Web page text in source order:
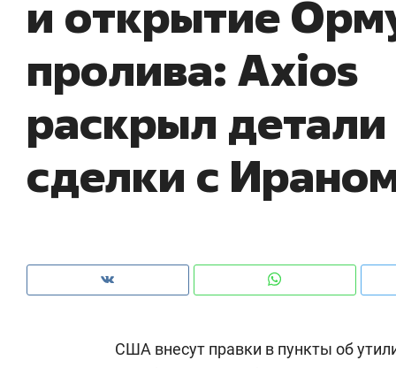
и открытие
пролива: Axios
раскрыл
сделки с
США внесут правки в пункты об